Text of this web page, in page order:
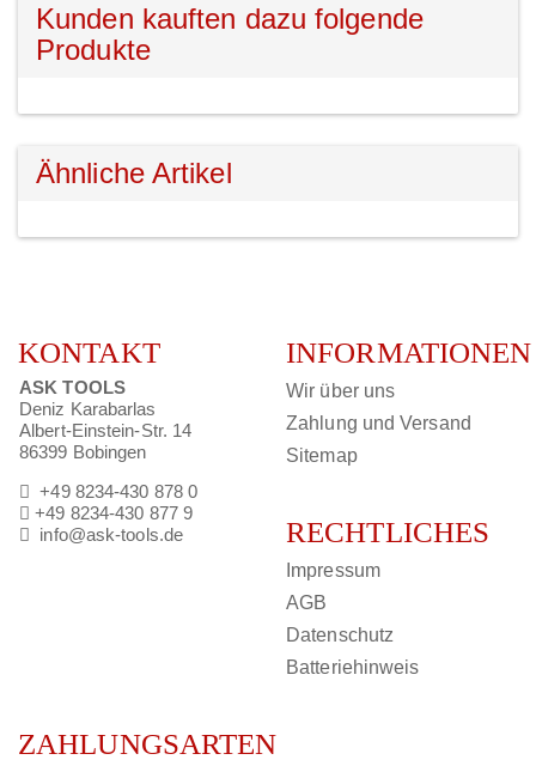
Kunden kauften dazu folgende
Produkte
Ähnliche Artikel
KONTAKT
ASK TOOLS
Deniz Karabarlas
Albert-Einstein-Str. 14
86399 Bobingen
+49 8234-430 878 0
+49 8234-430 877 9
info@ask-tools.de
INFORMATIONEN
Wir über uns
Zahlung und Versand
Sitemap
RECHTLICHES
Impressum
AGB
Datenschutz
Batteriehinweis
ZAHLUNGSARTEN